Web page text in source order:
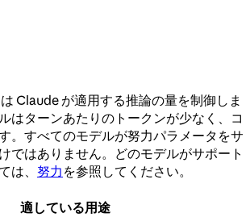
Claude が適用する推論の量を制御しま
はターンあたりのトークンが少なく、コ
。すべてのモデルが努力パラメータをサ
ではありません。どのモデルがサポート
は、 努力 を参照してください。
適している用途